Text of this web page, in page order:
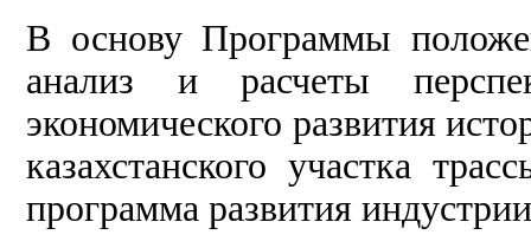
В основу Программы
анализ и расчеты
экономического развития
казахстанского участка
программа развития